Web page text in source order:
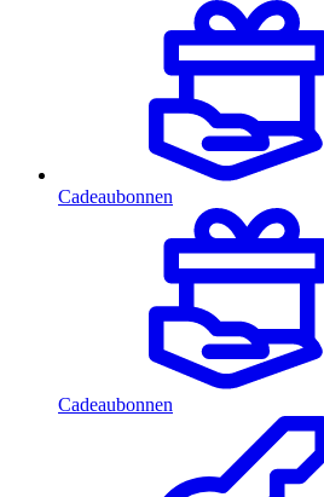
Cadeaubonnen
Cadeaubonnen